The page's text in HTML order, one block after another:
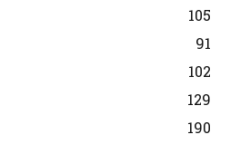
105
91
102
129
190